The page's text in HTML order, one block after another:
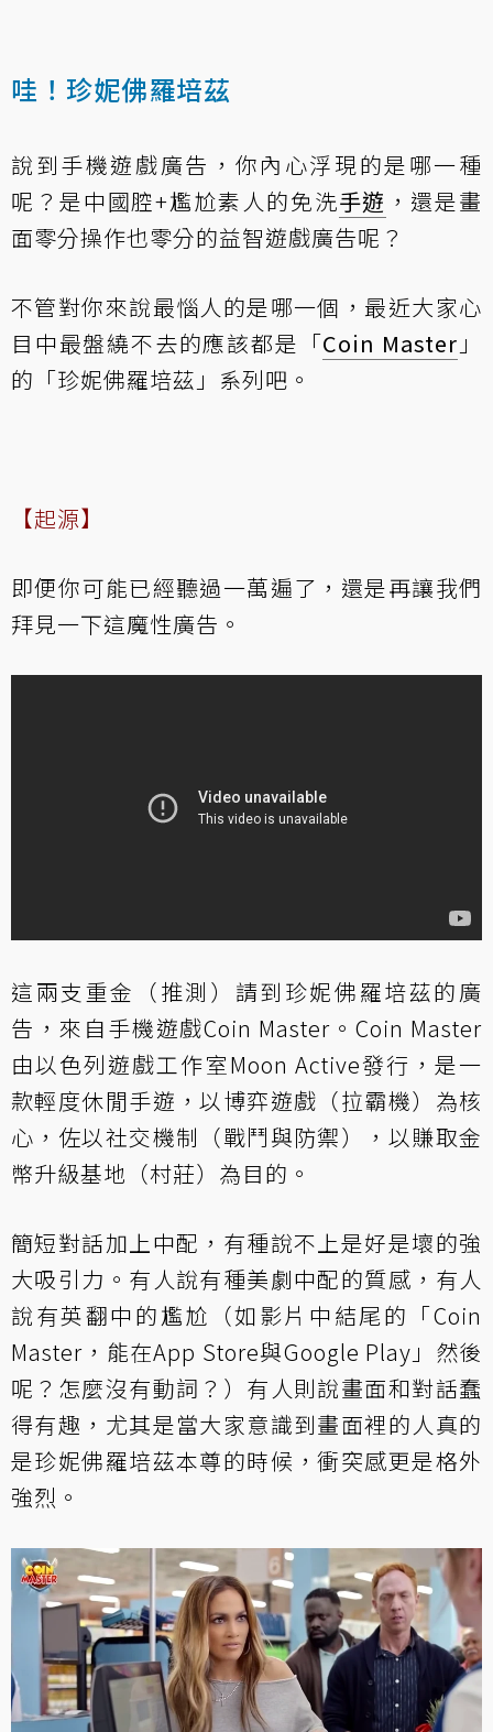
哇！珍妮佛羅培茲
說到手機遊戲廣告，你內心浮現的是哪一種
呢？是中國腔+尷尬素人的免洗手遊 ，還是畫
面零分操作也零分的益智遊戲廣告呢？
不管對你來說最惱人的是哪一個，最近大家心
目中最盤繞不去的應該都是「Coin Master 」
的「珍妮佛羅培茲」系列吧。
【起源】
即便你可能已經聽過一萬遍了，還是再讓我們
拜見一下這魔性廣告。
這兩支重金（推測）請到珍妮佛羅培茲的廣
告，來自手機遊戲Coin Master。Coin Master
由以色列遊戲工作室Moon Active發行，是一
款輕度休閒手遊，以博弈遊戲（拉霸機）為核
心，佐以社交機制（戰鬥與防禦），以賺取金
幣升級基地（村莊）為目的。
簡短對話加上中配，有種說不上是好是壞的強
大吸引力。有人說有種美劇中配的質感，有人
說有英翻中的尷尬（如影片中結尾的「Coin
Master，能在App Store與Google Play」然後
呢？怎麼沒有動詞？）有人則說畫面和對話蠢
得有趣，尤其是當大家意識到畫面裡的人真的
是珍妮佛羅培茲本尊的時候，衝突感更是格外
強烈。